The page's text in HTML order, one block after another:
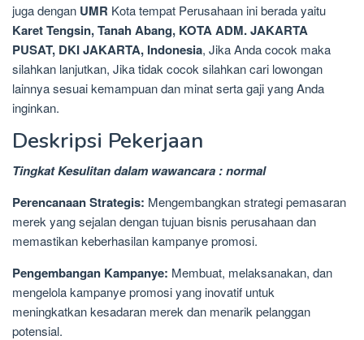
juga dengan UMR Kota tempat Perusahaan ini berada yaitu
Karet Tengsin, Tanah Abang, KOTA ADM. JAKARTA
PUSAT, DKI JAKARTA, Indonesia, Jika Anda cocok maka
silahkan lanjutkan, Jika tidak cocok silahkan cari lowongan
lainnya sesuai kemampuan dan minat serta gaji yang Anda
inginkan.
Deskripsi Pekerjaan
Tingkat Kesulitan dalam wawancara : normal
Perencanaan Strategis: Mengembangkan strategi pemasaran
merek yang sejalan dengan tujuan bisnis perusahaan dan
memastikan keberhasilan kampanye promosi.
Pengembangan Kampanye: Membuat, melaksanakan, dan
mengelola kampanye promosi yang inovatif untuk
meningkatkan kesadaran merek dan menarik pelanggan
potensial.